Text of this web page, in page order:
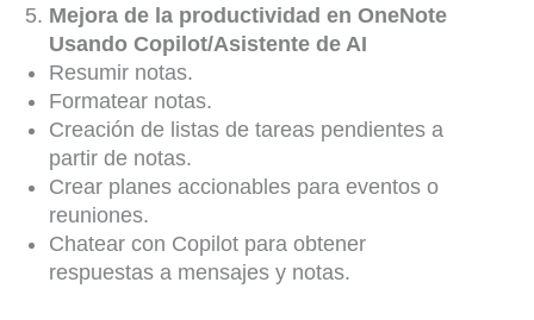
Mejora de la productividad en OneNote
Usando Copilot/Asistente de AI
Resumir notas.
Formatear notas.
Creación de listas de tareas pendientes a
partir de notas.
Crear planes accionables para eventos o
reuniones.
Chatear con Copilot para obtener
respuestas a mensajes y notas.